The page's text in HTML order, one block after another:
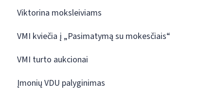
Viktorina moksleiviams
VMI kviečia į „Pasimatymą su mokesčiais“
VMI turto aukcionai
Įmonių VDU palyginimas